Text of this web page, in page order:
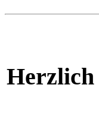
Herzlich